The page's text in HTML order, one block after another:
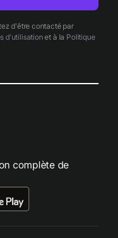
d'être contacté par
d'utilisation et à la Politique
complète de